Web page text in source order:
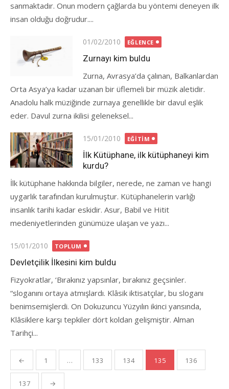
sanmaktadır. Onun modern çağlarda bu yöntemi deneyen ilk
insan olduğu doğrudur....
Posted
on
01/02/2010 EĞLENCE
Zurnayı kim buldu
Zurna, Avrasya’da çalınan, Balkanlardan
Orta Asya’ya kadar uzanan bir üflemeli bir müzik aletidir.
Anadolu halk müziğinde zurnaya genellikle bir davul eşlik
eder. Davul zurna ikilisi geleneksel...
Posted
on
15/01/2010 EĞITIM
İlk Kütüphane, ilk kütüphaneyi kim
kurdu?
İlk kütüphane hakkında bilgiler, nerede, ne zaman ve hangi
uygarlık tarafından kurulmuştur. Kütüphanelerin varlığı
insanlık tarihi kadar eskidir. Asur, Babil ve Hitit
medeniyetlerinden günümüze ulaşan ve yazı...
Posted
on
15/01/2010 TOPLUM
Devletçilik İlkesini kim buldu
Fizyokratlar, ‘Bırakınız yapsınlar, bırakınız geçsinler.
“sloganını ortaya atmışlardı. Klâsik iktisatçılar, bu sloganı
benimsemişlerdi. On Dokuzuncu Yüzyılın ikinci yansında,
Klâsiklere karşı tepkiler dört koldan gelişmiştir. Alman
Tarihçi...
Yazı
gezinmesi
← 1 … 133 134 135 136
137 →